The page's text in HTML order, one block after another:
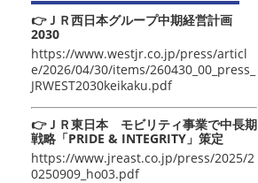
👉ＪＲ西日本グループ中期経営計画
2030
https://www.westjr.co.jp/press/articl
e/2026/04/30/items/260430_00_press_
JRWEST2030keikaku.pdf
👉ＪＲ東日本 モビリティ事業で中長期
戦略「PRIDE & INTEGRITY」策定
https://www.jreast.co.jp/press/2025/2
0250909_ho03.pdf